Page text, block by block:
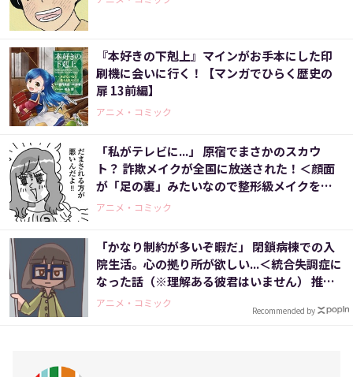
『本好きの下剋上』マインがお手本にした印
刷機に会いに行く！【マンガでひらく歴史の
扉 13前編】
アニメ・コミック
「私がテレビに...」 原宿でまさかのスカウ
ト？ 詐欺メイクが全国に放送された！＜顔面
が「足の裏」みたいなので整形級メイクを仕
事にしました（10）＞
アニメ・コミック
「かなり制約が多いぞ暇だ」 閉鎖病棟での入
院生活。心の拠り所が欲しい...＜統合失調症に
なった話（※理解ある彼君はいません） 推し
と福祉に救われて社会復帰するまでの劇的140
アニメ・コミック
Recommended by